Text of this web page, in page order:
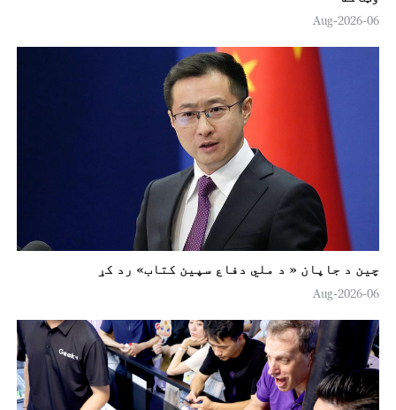
06-Aug-2026
چين د جاپان « د ملي دفاع سپين کتاب» رد کړ
06-Aug-2026